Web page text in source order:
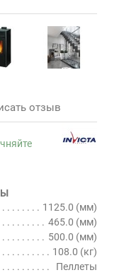
отзыв
1125.0 (мм)
465.0 (мм)
500.0 (мм)
108.0 (кг)
Пеллеты